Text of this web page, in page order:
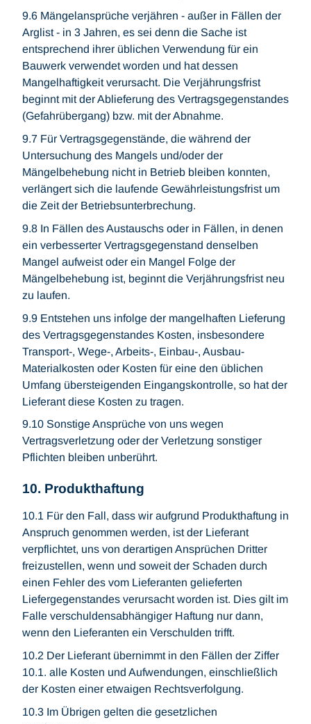
9.6 Mängelansprüche verjähren - außer in Fällen der
Arglist - in 3 Jahren, es sei denn die Sache ist
entsprechend ihrer üblichen Verwendung für ein
Bauwerk verwendet worden und hat dessen
Mangelhaftigkeit verursacht. Die Verjährungsfrist
beginnt mit der Ablieferung des Vertragsgegenstandes
(Gefahrübergang) bzw. mit der Abnahme.
9.7 Für Vertragsgegenstände, die während der
Untersuchung des Mangels und/oder der
Mängelbehebung nicht in Betrieb bleiben konnten,
verlängert sich die laufende Gewährleistungsfrist um
die Zeit der Betriebsunterbrechung.
9.8 In Fällen des Austauschs oder in Fällen, in denen
ein verbesserter Vertragsgegenstand denselben
Mangel aufweist oder ein Mangel Folge der
Mängelbehebung ist, beginnt die Verjährungsfrist neu
zu laufen.
9.9 Entstehen uns infolge der mangelhaften Lieferung
des Vertragsgegenstandes Kosten, insbesondere
Transport-, Wege-, Arbeits-, Einbau-, Ausbau-
Materialkosten oder Kosten für eine den üblichen
Umfang übersteigenden Eingangskontrolle, so hat der
Lieferant diese Kosten zu tragen.
9.10 Sonstige Ansprüche von uns wegen
Vertragsverletzung oder der Verletzung sonstiger
Pflichten bleiben unberührt.
10. Produkthaftung
10.1 Für den Fall, dass wir aufgrund Produkthaftung in
Anspruch genommen werden, ist der Lieferant
verpflichtet, uns von derartigen Ansprüchen Dritter
freizustellen, wenn und soweit der Schaden durch
einen Fehler des vom Lieferanten gelieferten
Liefergegenstandes verursacht worden ist. Dies gilt im
Falle verschuldensabhängiger Haftung nur dann,
wenn den Lieferanten ein Verschulden trifft.
10.2 Der Lieferant übernimmt in den Fällen der Ziffer
10.1. alle Kosten und Aufwendungen, einschließlich
der Kosten einer etwaigen Rechtsverfolgung.
10.3 Im Übrigen gelten die gesetzlichen